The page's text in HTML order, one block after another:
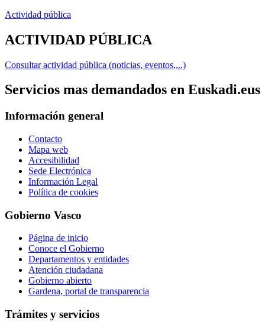
Actividad pública
ACTIVIDAD PÚBLICA
Consultar actividad pública (noticias, eventos,...)
Servicios mas demandados en Euskadi.eus
Información general
Contacto
Mapa web
Accesibilidad
Sede Electrónica
Información Legal
Política de cookies
Gobierno Vasco
Página de inicio
Conoce el Gobierno
Departamentos y entidades
Atención ciudadana
Gobierno abierto
Gardena, portal de transparencia
Trámites y servicios